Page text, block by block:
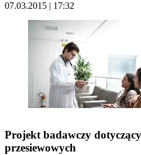
07.03.2015 | 17:32
Projekt badawczy
przesiewowych